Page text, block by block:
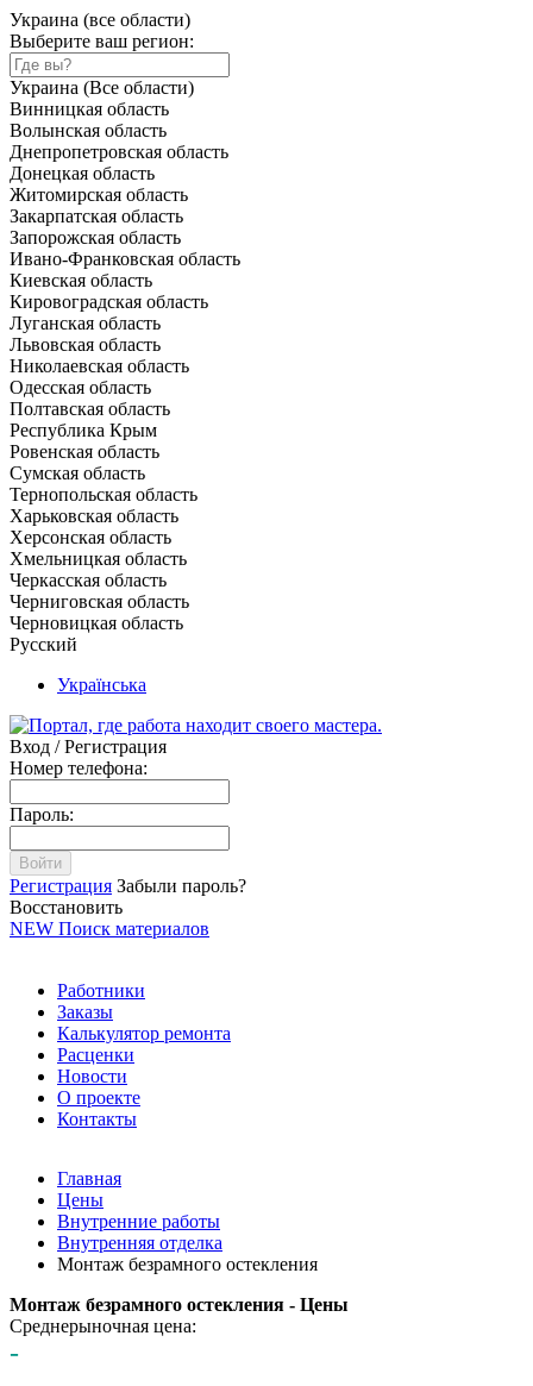
Украина (все области)
Выберите ваш регион:
Украина (Все области)
Винницкая область
Волынская область
Днепропетровская область
Донецкая область
Житомирская область
Закарпатская область
Запорожская область
Ивано-Франковская область
Киевская область
Кировоградская область
Луганская область
Львовская область
Николаевская область
Одесская область
Полтавская область
Республика Крым
Ровенская область
Сумская область
Тернопольская область
Харьковская область
Херсонская область
Хмельницкая область
Черкасская область
Черниговская область
Черновицкая область
Русский
Українська
Вход / Регистрация
Номер телефона:
Пароль:
Войти
Регистрация Забыли пароль?
Восстановить
NEW Поиск материалов
Работники
Заказы
Калькулятор ремонта
Расценки
Новости
О проекте
Контакты
Главная
Цены
Внутренние работы
Внутренняя отделка
Монтаж безрамного остекления
Монтаж безрамного остекления - Цены
Среднерыночная цена:
-